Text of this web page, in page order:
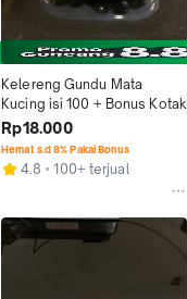
Kelereng Gundu Mata
Kucing isi 100 + Bonus Kotak
Rp18.000
Hemat s.d 8% Pakai Bonus
4.8 100+ terjual